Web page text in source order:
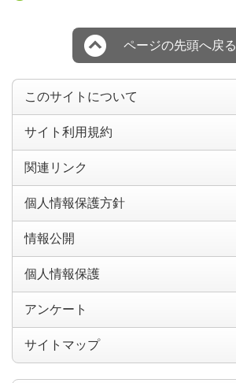
ページの先頭へ戻る
このサイトについて
サイト利用規約
関連リンク
個人情報保護方針
情報公開
個人情報保護
アンケート
サイトマップ